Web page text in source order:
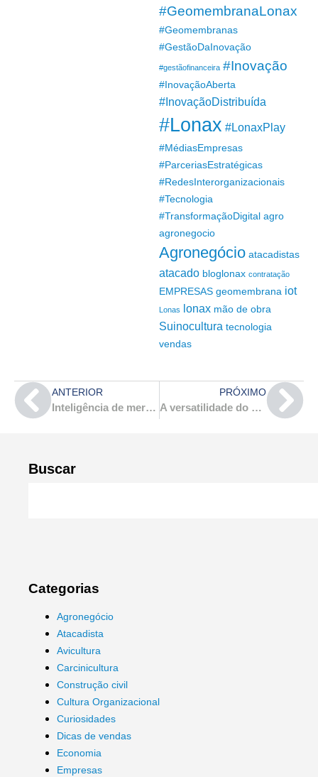
Buscar
Categorias
Agronegócio
Atacadista
Avicultura
Carcinicultura
Construção civil
Cultura Organizacional
Curiosidades
Dicas de vendas
Economia
Empresas
#GeomembranaLonax
#Geomembranas
#GestãoDaInovação
#gestãofinanceira #Inovação
#InovaçãoAberta
#InovaçãoDistribuída
#Lonax #LonaxPlay
#MédiasEmpresas
#ParceriasEstratégicas
#RedesInterorganizacionais
#Tecnologia
#TransformaçãoDigital agro
agronegocio
Agronegócio atacadistas
atacado bloglonax contratação
EMPRESAS geomembrana iot
Lonas lonax mão de obra
Suinocultura tecnologia
vendas
ANTERIOR
Inteligência de mercado no setor petroquímico, plásticos e reciclagem
PRÓXIMO
A versatilidade do girassol para o agro